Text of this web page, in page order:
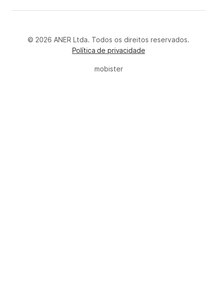
© 2026 ANER Ltda. Todos os direitos reservados.
Política de privacidade
mobister